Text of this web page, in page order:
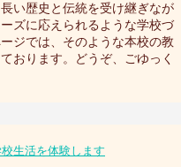
い歴史と伝統を受け継ぎなが
ズに応えられるような学校づ
ジでは、そのような本校の教
おります。どうぞ、ごゆっく
生活を体験します